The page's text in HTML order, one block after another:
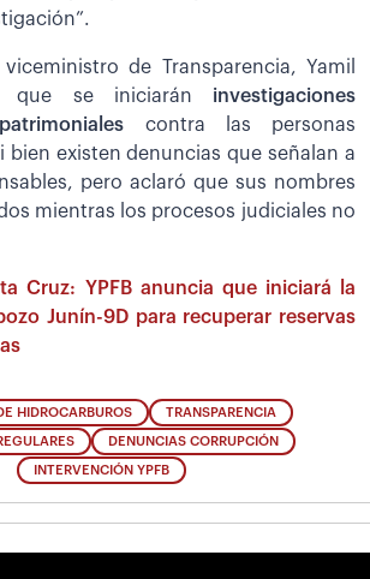
de Transparencia, Yamil
que se iniciarán investigaciones
contra las personas
bien existen denuncias que señalan a
pero aclaró que sus nombres
mientras los procesos judiciales no
Cruz: YPFB anuncia que iniciará la
Junín-9D para recuperar reservas
HIDROCARBUROS TRANSPARENCIA
DENUNCIAS CORRUPCIÓN
INTERVENCIÓN YPFB